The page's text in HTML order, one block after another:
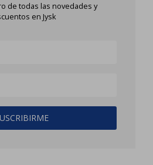
de todas las novedades y
en Jysk